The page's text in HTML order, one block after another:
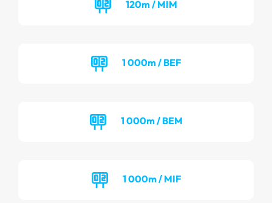
120m / MIM
1 000m / BEF
1 000m / BEM
1 000m / MIF